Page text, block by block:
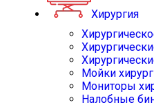
Хирургия
Мойки
Мониторы
Налобные